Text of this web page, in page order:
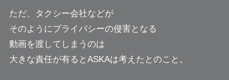
ただ、タクシー会社などが
そのようにプライバシーの侵害となる
動画を渡してしまうのは
大きな責任が有るとASKAは考えたとのこと。